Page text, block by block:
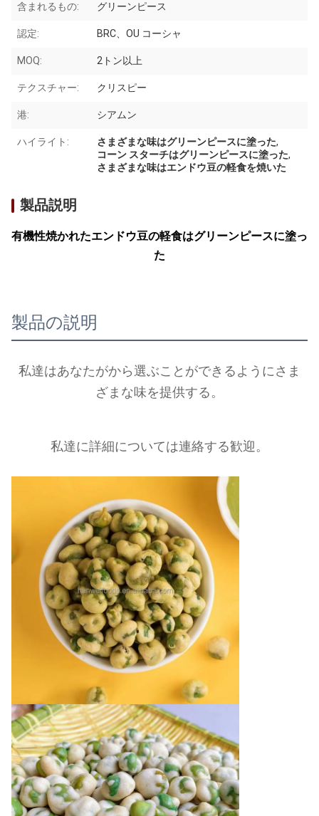
含まれるもの: グリーンピース
認定: BRC、OU コーシャ
MOQ: 2トン以上
テクスチャー: クリスピー
港: シアムン
ハイライト: さまざまな味はグリーンピースに塗った,
コーン スターチはグリーンピースに塗った,
さまざまな味はエンドウ豆の軽食を焼いた
製品説明
有機性焼かれたエンドウ豆の軽食はグリーンピースに塗っ
た
製品の説明
私達はあなたがから選ぶことができるようにさま
ざまな味を提供する。
私達に詳細については連絡する歓迎。